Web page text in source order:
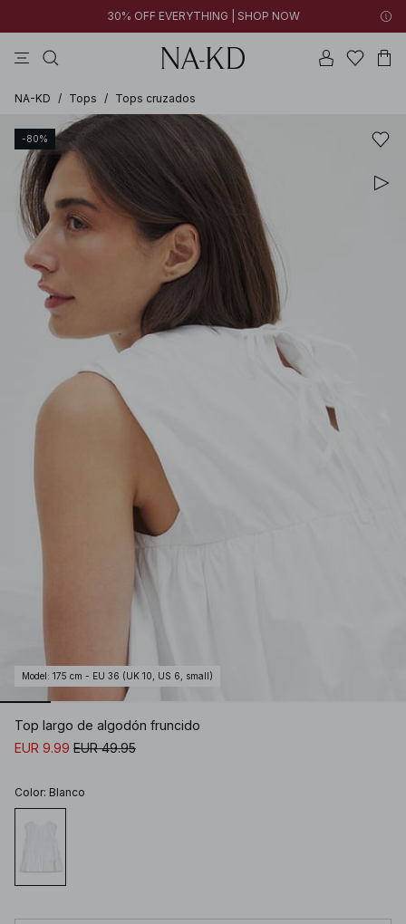
30% OFF EVERYTHING | SHOP NOW
NA-KD / Tops / Tops cruzados
-80%
Model : 175 cm - EU 36 (UK 10, US 6, small)
Top largo de algodón fruncido
EUR 9.99 EUR 49.95
Color: Blanco